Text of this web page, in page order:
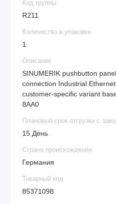
Код группы
R211
Количество в упаковке
1
Описание
SINUMERIK pushbutton
connection Industrial
customer-specific variant
8AA0
Плановый срок отгрузки с
15 День
Страна происхождения
Германия
Товарный код
85371098